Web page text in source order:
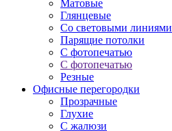
Матовые
Глянцевые
Со световыми линиями
Парящие потолки
С фотопечатью
С фотопечатью
Резные
Офисные перегородки
Прозрачные
Глухие
С жалюзи